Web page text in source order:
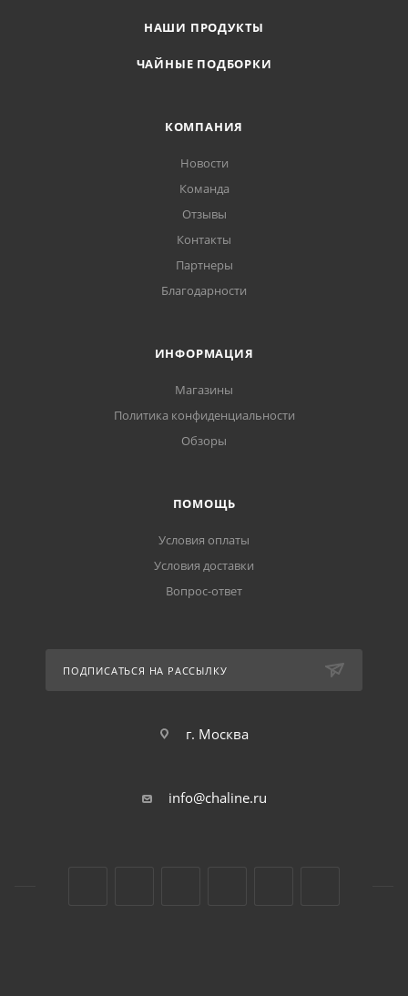
НАШИ ПРОДУКТЫ
ЧАЙНЫЕ ПОДБОРКИ
КОМПАНИЯ
Новости
Команда
Отзывы
Контакты
Партнеры
Благодарности
ИНФОРМАЦИЯ
Магазины
Политика конфиденциальности
Обзоры
ПОМОЩЬ
Условия оплаты
Условия доставки
Вопрос-ответ
ПОДПИСАТЬСЯ НА РАССЫЛКУ
г. Москва
info@chaline.ru